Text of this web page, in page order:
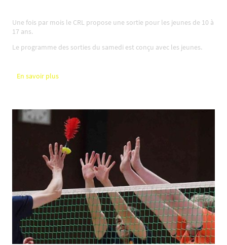
Une fois par mois le CRL propose une sortie pour les jeunes de 10 à
17 ans.
Le programme des sorties du samedi est conçu avec les jeunes.
En savoir plus